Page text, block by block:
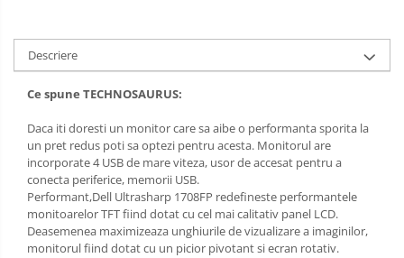
Descriere
Ce spune TECHNOSAURUS:
Daca iti doresti un monitor care sa aibe o performanta sporita la
un pret redus poti sa optezi pentru acesta. Monitorul are
incorporate 4 USB de mare viteza, usor de accesat pentru a
conecta periferice, memorii USB.
Performant,Dell Ultrasharp 1708FP redefineste performantele
monitoarelor TFT fiind dotat cu cel mai calitativ panel LCD.
Deasemenea maximizeaza unghiurile de vizualizare a imaginilor,
monitorul fiind dotat cu un picior pivotant si ecran rotativ.